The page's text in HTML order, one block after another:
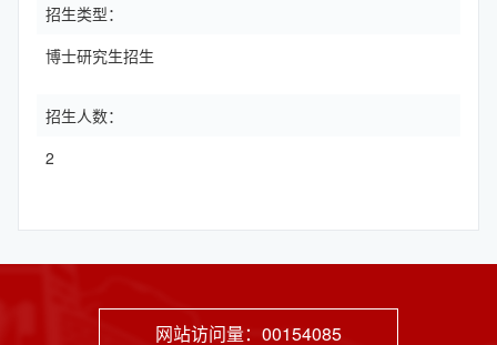
招生类型：
博士研究生招生
招生人数：
2
网站访问量： 00154085